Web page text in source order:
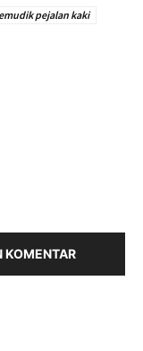
pejalan kaki
KOMENTAR